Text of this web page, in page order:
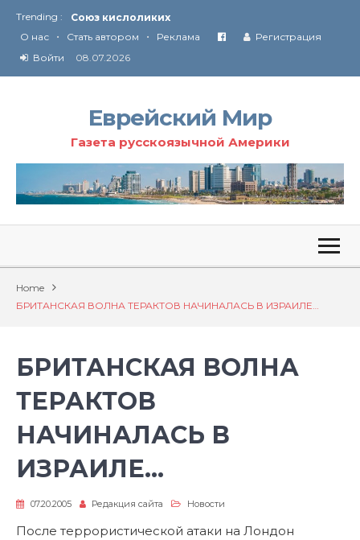
Trending :
Соглашение США с Ираном
Технология Революции в Иране
От Ирана до Ливана и Газы
О нас • Стать автором • Реклама
Регистрация
Войти
08.07.2026
Еврейский Мир
Газета русскоязычной Америки
Home
БРИТАНСКАЯ ВОЛНА ТЕРАКТОВ НАЧИНАЛАСЬ В ИЗРАИЛЕ…
БРИТАНСКАЯ ВОЛНА
ТЕРАКТОВ
НАЧИНАЛАСЬ В
ИЗРАИЛЕ…
07.20.2005 Редакция сайта Новости
После террористической атаки на Лондон